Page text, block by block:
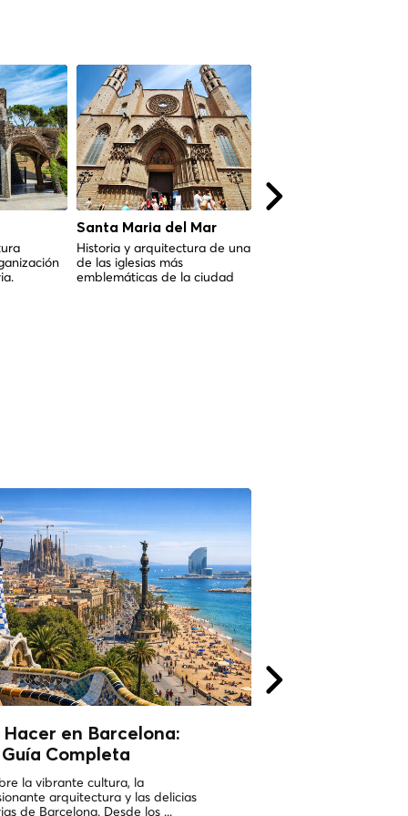
Santa Maria del Mar
Historia y arquitectura de una
de las iglesias más
emblemáticas de la ciudad
Hacer en Barcelona:
Completa
la vibrante cultura, la
arquitectura y las delicias
de Barcelona. Desde los ...